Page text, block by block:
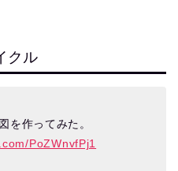
クル
を作ってみた。
PoZWnvfPj1